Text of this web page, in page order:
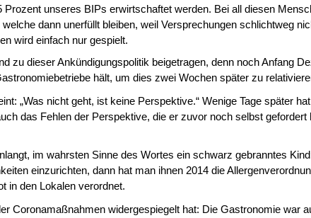
unseres BIPs erwirtschaftet werden. Bei all diesen
dann unerfüllt bleiben, weil Versprechungen schlichtweg
wird einfach nur gespielt.
zu dieser An­kündigungspolitik beigetragen, denn noch Anfang
hält, um dies zwei Wochen später zu
„Was nicht geht, ist keine Perspektive.“ Wenige Tage später
das Fehlen der Perspektive, die er zuvor noch selbst
im wahrs­ten Sinne des Wortes ein schwarz gebranntes
einzurichten, dann hat man ihnen 2014 die
in den Lokalen verordnet.
Coronamaßnah­men widergespiegelt hat: Die Gastronomie war